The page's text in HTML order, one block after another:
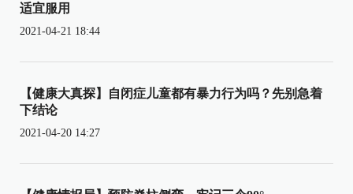
适宜服用
2021-04-21 18:44
【健康大真探】自闭症儿童都有暴力行为吗？先别急着
下结论
2021-04-20 14:27